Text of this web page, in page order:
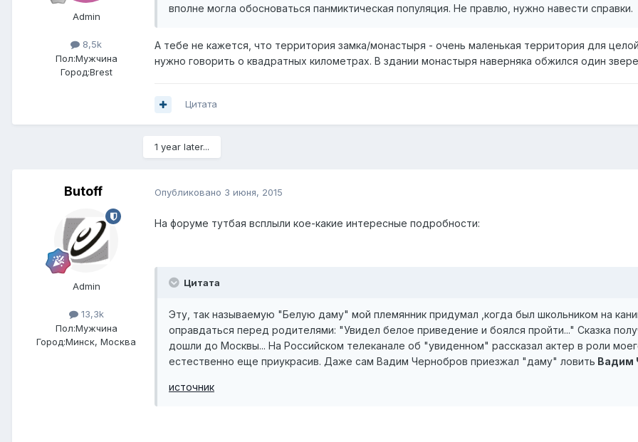
Admin
8,5k
Пол:Мужчина
Город:Brest
вполне могла обосноваться панмиктическая популяция. Не правлю, нужно навести справки.
А тебе не кажется, что территория замка/монастыря - очень маленькая территория для
нужно говорить о квадратных километрах. В здании монастыря наверняка обжился один
Цитата
1 year later...
Butoff
Admin
13,3k
Пол:Мужчина
Город:Минск, Москва
Опубликовано 3 июня, 2015
На форуме тутбая всплыли кое-какие интересные подробности:
Цитата
Эту, так называемую "Белую даму" мой племянник придумал ,когда был школьником на
оправдаться перед родителями: "Увидел белое приведение и боялся пройти..." Сказка
дошли до Москвы... На Российском телеканале об "увиденном" рассказал актер в роли
естественно еще приукрасив. Даже сам Вадим Чернобров приезжал "даму" ловить Вадим
источник